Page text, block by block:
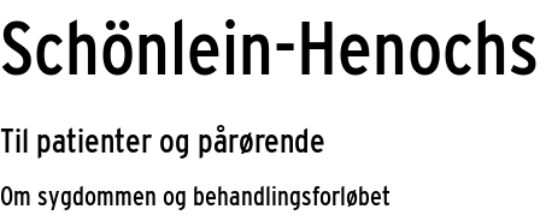
Schönlein-
Til patienter og pårørende
Om sygdommen og behandlingsforløbet